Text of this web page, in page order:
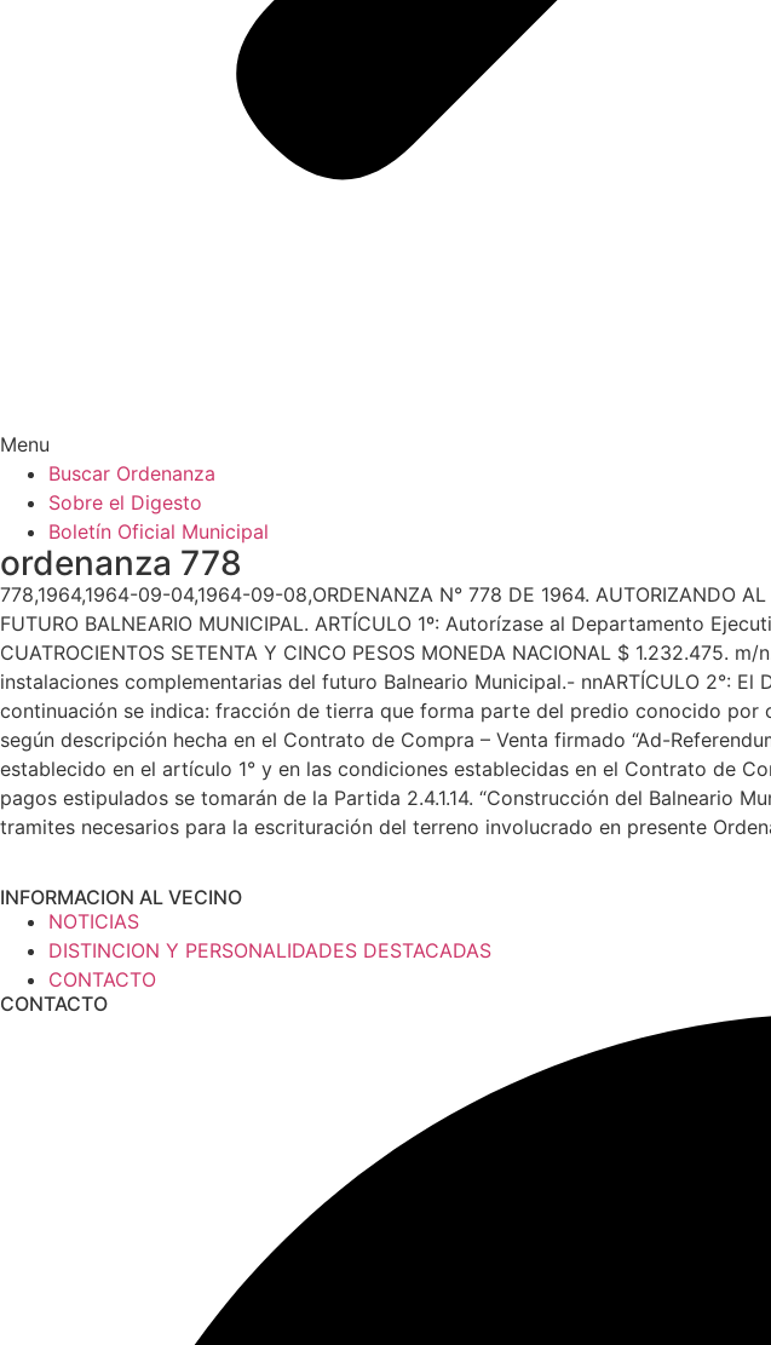
Menu
Buscar Ordenanza
Sobre el Digesto
Boletín Oficial Municipal
ordenanza 778
778,1964,1964-09-04,1964-09-08,ORDENANZA N° 778 DE 1964. AUTORIZANDO
FUTURO BALNEARIO MUNICIPAL. ARTÍCULO 1º: Autorízase al Departamento
CUATROCIENTOS SETENTA Y CINCO PESOS MONEDA NACIONAL $
instalaciones complementarias del futuro Balneario Municipal.- nnARTÍCULO 2°:
continuación se indica: fracción de tierra que forma parte del predio conocido por
según descripción hecha en el Contrato de Compra – Venta firmado “Ad-
establecido en el artículo 1° y en las condiciones establecidas en el Contrato de
pagos estipulados se tomarán de la Partida 2.4.1.14. “Construcción del Balneario
tramites necesarios para la escrituración del terreno involucrado en presente
INFORMACION AL VECINO
NOTICIAS
DISTINCION Y PERSONALIDADES DESTACADAS
CONTACTO
CONTACTO